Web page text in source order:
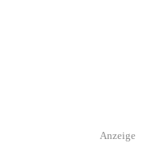
Anzeige